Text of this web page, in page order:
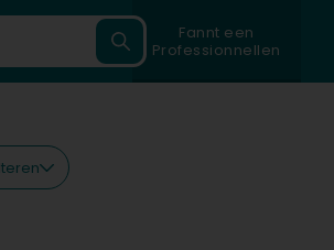
Fannt een
Professionnellen